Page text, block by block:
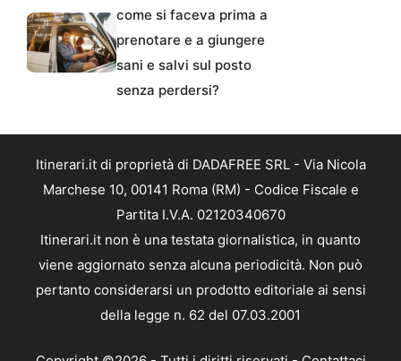
come si faceva prima a
prenotare e a giungere
sani e salvi sul posto
senza perdersi?
Itinerari.it di proprietà di DADAFREE SRL - Via Nicola
Marchese 10, 00141 Roma (RM) - Codice Fiscale e
Partita I.V.A. 02120340670
Itinerari.it non è una testata giornalistica, in quanto
viene aggiornato senza alcuna periodicità. Non può
pertanto considerarsi un prodotto editoriale ai sensi
della legge n. 62 del 07.03.2001